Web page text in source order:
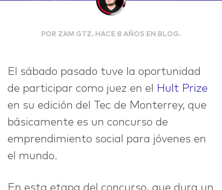
POR ZAM GTZ. HACE 8 AÑOS EN BLOG.
El sábado pasado tuve la oportunidad
de participar como juez en el
Hult Prize
en su edición del Tec de Monterrey, que
básicamente es un concurso de
emprendimiento social para jóvenes en
el mundo.
IDEAS